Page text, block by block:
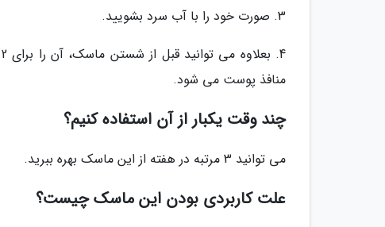
3. صورت خود را با آب سرد بشویید.
منافذ پوست می شود.
چند وقت یکبار از آن استفاده کنیم؟
می توانید 3 مرتبه در هفته از این ماسک بهره ببرید.
علت کاربردی بودن این ماسک چیست؟